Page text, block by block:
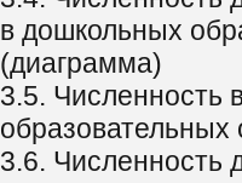
в дошкольных
(диаграмма)
3.5. Численность
образовательных
3.6. Численность